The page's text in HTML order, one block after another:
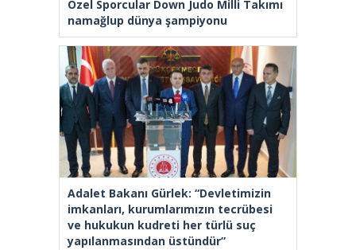
Özel Sporcular Down Judo Milli Takımı
namağlup dünya şampiyonu
Adalet Bakanı Gürlek: “Devletimizin
imkanları, kurumlarımızın tecrübesi
ve hukukun kudreti her türlü suç
yapılanmasından üstündür”